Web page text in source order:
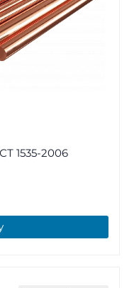
1535-2006